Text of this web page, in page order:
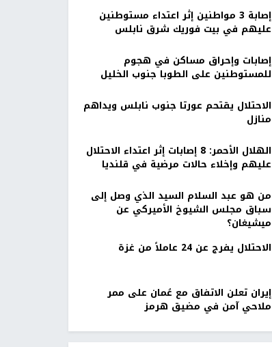
إصابة 3 مواطنين إثر اعتداء مستوطنين
عليهم في بيت فوريك شرق نابلس
إصابات وإحراق مساكن في هجوم
للمستوطنين على الطوبا جنوب الخليل
الاحتلال يقتحم عورتا جنوب نابلس ويداهم
منازل
الهلال الأحمر: 8 إصابات إثر اعتداء الاحتلال
عليهم وإخلاء حالات مرضية في قلنديا
من هو عبد السلام السيد الذي وصل إلى
سباق مجلس الشيوخ الأميركي عن
ميشيغان؟
الاحتلال يفرج عن 24 عاملاً من غزة
إيران تعلن الاتفاق مع عُمان على ممر
ملاحي آمن في مضيق هرمز